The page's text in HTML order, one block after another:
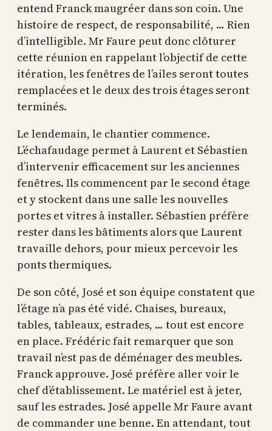
entend Franck maugréer dans son coin. Une
histoire de respect, de responsabilité, … Rien
d’intelligible. Mr Faure peut donc clôturer
cette réunion en rappelant l’objectif de cette
itération, les fenêtres de l’ailes seront toutes
remplacées et le deux des trois étages seront
terminés.
Le lendemain, le chantier commence.
L’échafaudage permet à Laurent et Sébastien
d’intervenir efficacement sur les anciennes
fenêtres. Ils commencent par le second étage
et y stockent dans une salle les nouvelles
portes et vitres à installer. Sébastien préfère
rester dans les bâtiments alors que Laurent
travaille dehors, pour mieux percevoir les
ponts thermiques.
De son côté, José et son équipe constatent que
l’étage n’a pas été vidé. Chaises, bureaux,
tables, tableaux, estrades, … tout est encore
en place. Frédéric fait remarquer que son
travail n’est pas de déménager des meubles.
Franck approuve. José préfère aller voir le
chef d’établissement. Le matériel est à jeter,
sauf les estrades. José appelle Mr Faure avant
de commander une benne. En attendant, tout